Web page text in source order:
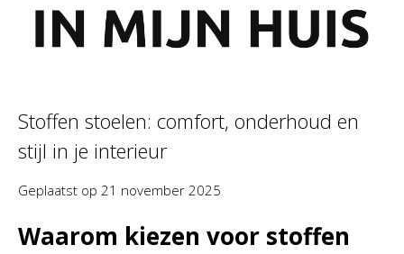
Stoffen stoelen: comfort, onderhoud en
stijl in je interieur
Geplaatst op 21 november 2025
Waarom kiezen voor stoffen